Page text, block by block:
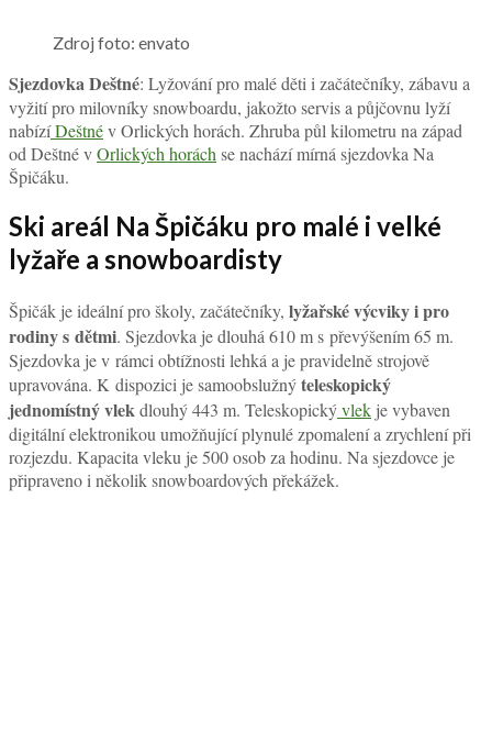
Zdroj foto: envato
Sjezdovka Deštné: Lyžování pro malé děti i začátečníky, zábavu a
vyžití pro milovníky snowboardu, jakožto servis a půjčovnu lyží
nabízíDeštnév Orlických horách. Zhruba půl kilometru na západ
od Deštné vOrlických horách se nachází mírná sjezdovka Na
Špičáku.
Ski areál Na Špičáku pro malé i velké
lyžaře a snowboardisty
Špičák je ideální pro školy, začátečníky, lyžařské výcviky i pro
rodiny s dětmi. Sjezdovka je dlouhá 610 m s převýšením 65 m.
Sjezdovka je v rámci obtížnosti lehká a je pravidelně strojově
upravována. K dispozici je samoobslužnýteleskopický
jednomístný vlekdlouhý 443 m. Teleskopickývlek je vybaven
digitální elektronikou umožňující plynulé zpomalení a zrychlení při
rozjezdu. Kapacita vleku je 500 osob za hodinu. Na sjezdovce je
připraveno i několik snowboardových překážek.